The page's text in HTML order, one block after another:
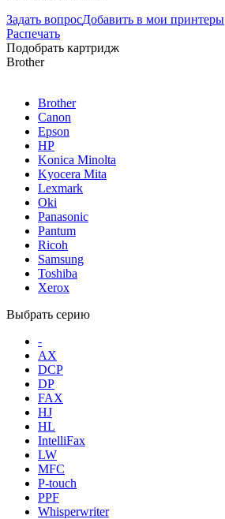
Задать вопросДобавить в мои принтеры
Распечать
Подобрать картридж
Brother
Brother
Canon
Epson
HP
Konica Minolta
Kyocera Mita
Lexmark
Oki
Panasonic
Pantum
Ricoh
Samsung
Toshiba
Xerox
Выбрать серию
-
AX
DCP
DP
FAX
HJ
HL
IntelliFax
LW
MFC
P-touch
PPF
Whisperwriter